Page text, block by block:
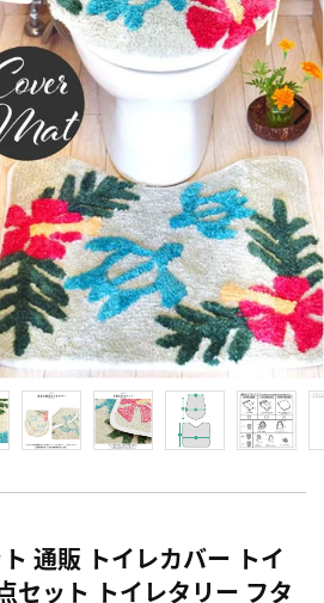
通販 トイレカバー トイ
セット トイレタリー フタ